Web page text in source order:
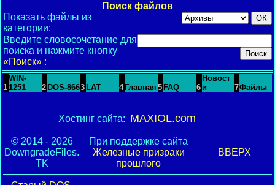
Поиск файлов
Показать файлы из
категории:
Введите словосочетание для
поиска и нажмите кнопку
«Поиск» :
1
WIN-
1251
2 DOS-8663 LAT 4 Главная 5 FAQ 6
Новост
и
7Файлы
Хостинг сайта: MAXIOL.com
© 2014 - 2026
DowngradeFiles.
TK
При поддержке сайта
Железные призраки
прошлого
ВВЕРХ